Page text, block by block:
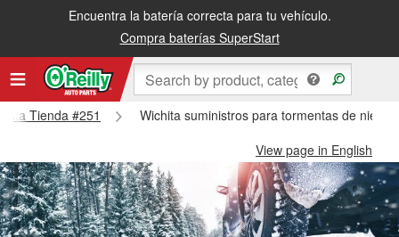
Encuentra la batería correcta para tu vehículo.
Compra baterías SuperStart
Tienda #251
Wichita suministros para tormentas de nieve
View page in English